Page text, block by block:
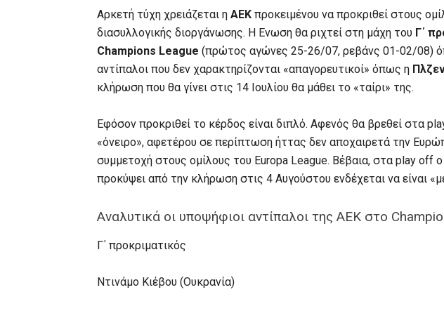
Αρκετή τύχη χρειάζεται η ΑΕΚ προκειμένου να προκριθεί στους
διασυλλογικής διοργάνωσης. Η Ενωση θα ριχτεί στη μάχη του Γ΄
Champions League (πρώτος αγώνες 25-26/07, ρεβάνς 01-02/08)
αντίπαλοι που δεν χαρακτηρίζονται «απαγορευτικοί» όπως η
κλήρωση που θα γίνει στις 14 Ιουλίου θα μάθει το «ταίρι» της.
Εφόσον προκριθεί το κέρδος είναι διπλό. Αφενός θα βρεθεί στα
«όνειρο», αφετέρου σε περίπτωση ήττας δεν αποχαιρετά την
συμμετοχή στους ομίλους του Europa League. Βέβαια, στα play off
προκύψει από την κλήρωση στις 4 Αυγούστου ενδέχεται να είναι
Αναλυτικά οι υποψήφιοι αντίπαλοι της ΑΕΚ στο
Γ΄ προκριματικός
Ντινάμο Κιέβου (Ουκρανία)